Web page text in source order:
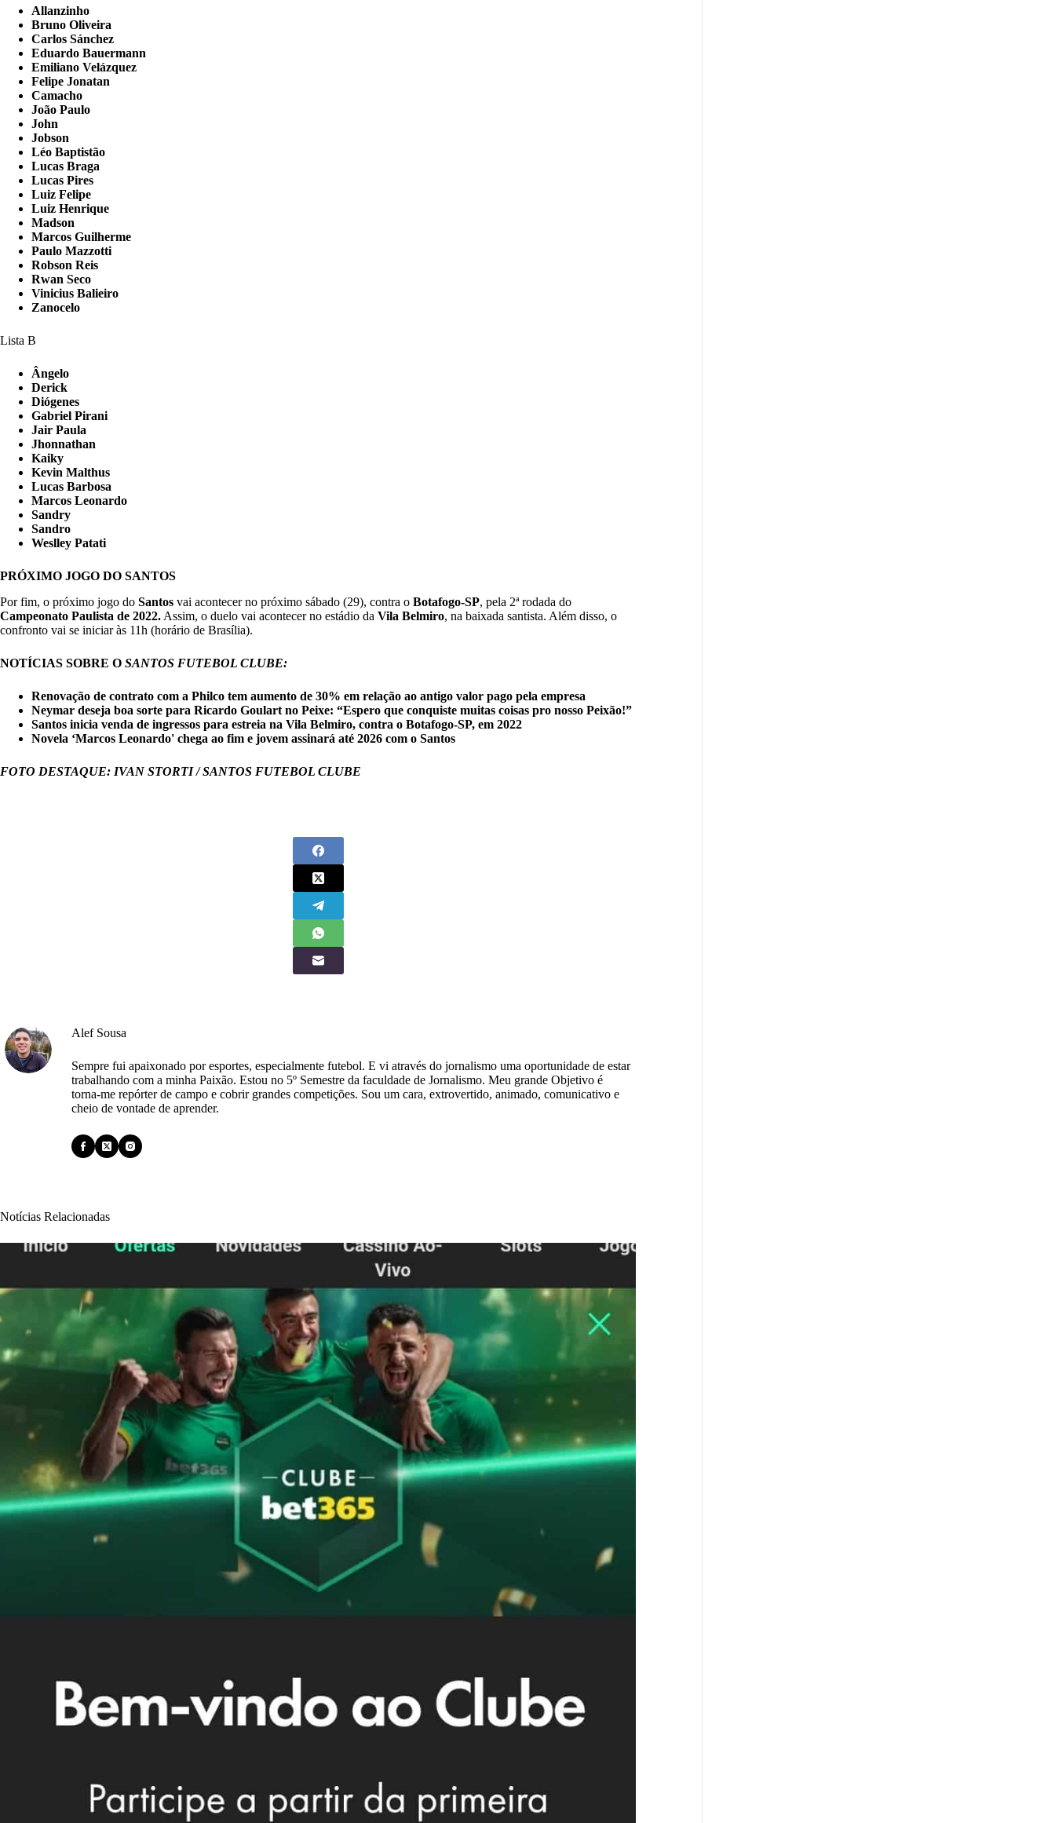
Allanzinho
Bruno Oliveira
Carlos Sánchez
Eduardo Bauermann
Emiliano Velázquez
Felipe Jonatan
Camacho
João Paulo
John
Jobson
Léo Baptistão
Lucas Braga
Lucas Pires
Luiz Felipe
Luiz Henrique
Madson
Marcos Guilherme
Paulo Mazzotti
Robson Reis
Rwan Seco
Vinicius Balieiro
Zanocelo
Lista B
Ângelo
Derick
Diógenes
Gabriel Pirani
Jair Paula
Jhonnathan
Kaiky
Kevin Malthus
Lucas Barbosa
Marcos Leonardo
Sandry
Sandro
Weslley Patati
PRÓXIMO JOGO DO SANTOS
Por fim, o próximo jogo do Santos vai acontecer no próximo sábado (29), contra o Botafogo-SP, pela 2ª rodada do
Campeonato Paulista de 2022. Assim, o duelo vai acontecer no estádio da Vila Belmiro, na baixada santista. Além disso, o
confronto vai se iniciar às 11h (horário de Brasília).
NOTÍCIAS SOBRE O SANTOS FUTEBOL CLUBE:
Renovação de contrato com a Philco tem aumento de 30% em relação ao antigo valor pago pela empresa
Neymar deseja boa sorte para Ricardo Goulart no Peixe: “Espero que conquiste muitas coisas pro nosso Peixão!”
Santos inicia venda de ingressos para estreia na Vila Belmiro, contra o Botafogo-SP, em 2022
Novela ‘Marcos Leonardo' chega ao fim e jovem assinará até 2026 com o Santos
FOTO DESTAQUE: IVAN STORTI / SANTOS FUTEBOL CLUBE
Alef Sousa
Sempre fui apaixonado por esportes, especialmente futebol. E vi através do jornalismo uma oportunidade de estar
trabalhando com a minha Paixão. Estou no 5º Semestre da faculdade de Jornalismo. Meu grande Objetivo é
torna-me repórter de campo e cobrir grandes competições. Sou um cara, extrovertido, animado, comunicativo e
cheio de vontade de aprender.
Notícias Relacionadas